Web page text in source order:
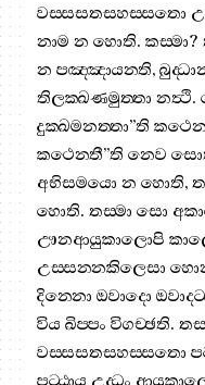
වස‍්සසතසහස‍්සතො
නාම න හොති. කස‍්මා?
න පඤ‍්ඤායන‍්ති,
තිලක‍්ඛණමුත‍්තා නත්‍ථි.
දුක‍්ඛමනත‍්තා”ති
කථෙන‍්තී”ති නෙව
අභිසමයො න හොති,
හොති. තස‍්මා සො
ඌනආයුකාලොපි
උස‍්සන‍්නකිලෙසා
දින‍්නො ඔවාදො
විය ඛිප‍්පං විගච‍්ඡති.
වස‍්සසතසහස‍්සතො